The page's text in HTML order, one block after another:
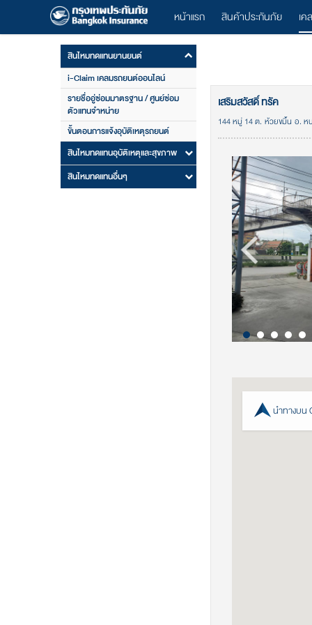
หน้าแรก สินค้าประกันภัย เค
สินไหมทดแทนยานยนต์
i-Claim เคลมรถยนต์ออนไลน์
รายชื่ออู่ซ่อมมาตรฐาน / ศูนย์ซ่อม
ตัวแทนจำหน่าย
ขั้นตอนการแจ้งอุบัติเหตุรถยนต์
สินไหมทดแทนอุบัติเหตุและสุขภาพ
สินไหมทดแทนอื่นๆ
เสริมสวัสดิ์ ทรัค
144 หมู่ 14 ต. ห้วยขมิ้น อ. ห
นำทางบน